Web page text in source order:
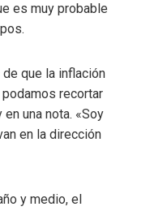
es muy probable
que la inflación
recortar
una nota. «Soy
en la dirección
y medio, el